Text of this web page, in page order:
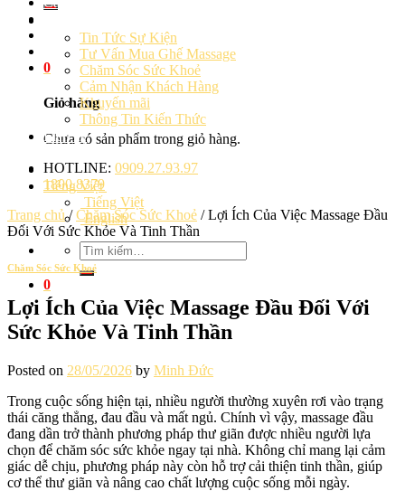
0
Giỏ hàng
Chưa có sản phẩm trong giỏ hàng.
Tiếng Việt
Tiếng Việt
English
Tìm
kiếm:
0
Tin Tức Sự Kiện
Tư Vấn Mua Ghế Massage
Chăm Sóc Sức Khoẻ
Cảm Nhận Khách Hàng
Khuyến mãi
Thông Tin Kiến Thức
Liên hệ
HOTLINE: 0909.27.93.97
1800.8379
Trang chủ / Chăm Sóc Sức Khoẻ /Lợi Ích Của Việc Massage Đầu
Đối Với Sức Khỏe Và Tinh Thần
Chăm Sóc Sức Khoẻ
Lợi Ích Của Việc Massage Đầu Đối Với
Sức Khỏe Và Tinh Thần
Posted on 28/05/2026 by Minh Đức
Trong cuộc sống hiện tại, nhiều người thường xuyên rơi vào trạng
thái căng thẳng, đau đầu và mất ngủ. Chính vì vậy, massage đầu
đang dần trở thành phương pháp thư giãn được nhiều người lựa
chọn để chăm sóc sức khỏe ngay tại nhà. Không chỉ mang lại cảm
giác dễ chịu, phương pháp này còn hỗ trợ cải thiện tinh thần, giúp
cơ thể thư giãn và nâng cao chất lượng cuộc sống mỗi ngày.